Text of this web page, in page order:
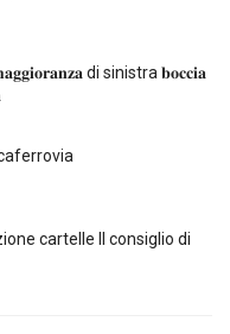
di sinistra 𝐛𝐨𝐜𝐜𝐢𝐚
cartelle Il consiglio di